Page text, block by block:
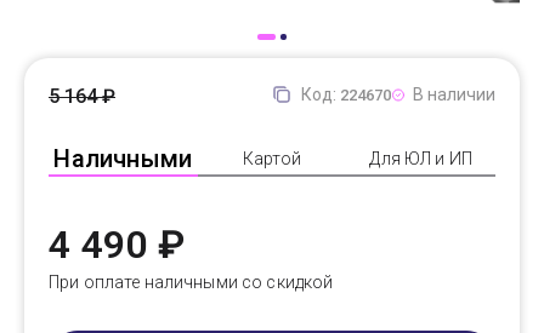
Код: 224670 В наличии
Наличными Картой Для ЮЛ и ИП
5 164 ₽
4 490 ₽
При оплате наличными со скидкой